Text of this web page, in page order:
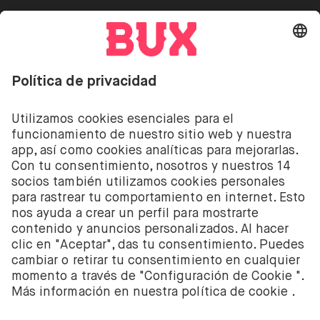
Invertir conlleva riesgos. Puedes perder tu depósito.
Invertir conlleva el riesgo de perder el dinero
ETF de BUX son proporcionados por la empresa
holandesa BUX B.V. BUX B.V. está registrada en la
Cámara de Comercio de Ámsterdam con el número
58403949. BUX B.V. está autorizada y regulada por la
Autoridad Financiera de los Mercados de los Países
Bajos (Autoriteit Financiële Markten – AFM).
BUX B.V. no presta asesoramiento en materia de
inversión. Los inversores individuales deben tomar
sus propias decisiones o buscar asesoramiento
independiente. Invertir conlleva riesgos. El valor de